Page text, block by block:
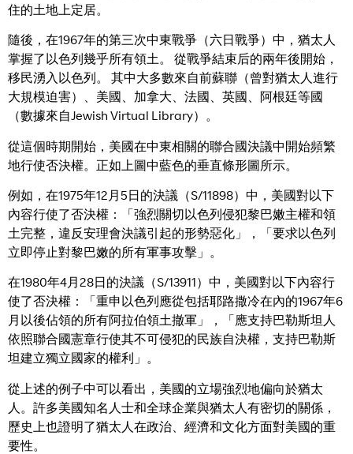
住的土地上定居。
隨後，在1967年的第三次中東戰爭（六日戰爭）中，猶太人
掌握了以色列幾乎所有領土。 從戰爭結束后的兩年後開始，
移民湧入以色列。 其中大多數來自前蘇聯（曾對猶太人進行
大規模迫害）、美國、加拿大、法國、英國、阿根廷等國
（數據來自Jewish Virtual Library）。
從這個時期開始，美國在中東相關的聯合國決議中開始頻繁
地行使否決權。正如上圖中藍色的垂直條形圖所示。
例如，在1975年12月5日的決議（S/11898）中，美國對以下
內容行使了否決權：「強烈關切以色列侵犯黎巴嫩主權和領
土完整，違反安理會決議引起的形勢惡化」，「要求以色列
立即停止對黎巴嫩的所有軍事攻擊」。
在1980年4月28日的決議（S/13911）中，美國對以下內容行
使了否決權：「重申以色列應從包括耶路撒冷在內的1967年6
月以後佔領的所有阿拉伯領土撤軍」，「應支持巴勒斯坦人
依照聯合國憲章行使其不可侵犯的民族自決權，支持巴勒斯
坦建立獨立國家的權利」。
從上述的例子中可以看出，美國的立場強烈地偏向於猶太
人。許多美國知名人士和全球企業與猶太人有密切的關係，
歷史上也證明了猶太人在政治、經濟和文化方面對美國的重
要性。